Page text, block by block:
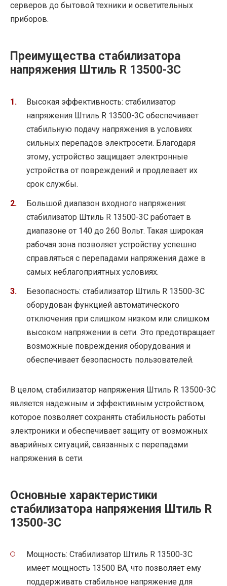
серверов до бытовой техники и осветительных
приборов.
Преимущества стабилизатора
напряжения Штиль R 13500-3C
Высокая эффективность: стабилизатор
напряжения Штиль R 13500-3C обеспечивает
стабильную подачу напряжения в условиях
сильных перепадов электросети. Благодаря
этому, устройство защищает электронные
устройства от повреждений и продлевает их
срок службы.
Большой диапазон входного напряжения:
стабилизатор Штиль R 13500-3C работает в
диапазоне от 140 до 260 Вольт. Такая широкая
рабочая зона позволяет устройству успешно
справляться с перепадами напряжения даже в
самых неблагоприятных условиях.
Безопасность: стабилизатор Штиль R 13500-3C
оборудован функцией автоматического
отключения при слишком низком или слишком
высоком напряжении в сети. Это предотвращает
возможные повреждения оборудования и
обеспечивает безопасность пользователей.
В целом, стабилизатор напряжения Штиль R 13500-3C
является надежным и эффективным устройством,
которое позволяет сохранять стабильность работы
электроники и обеспечивает защиту от возможных
аварийных ситуаций, связанных с перепадами
напряжения в сети.
Основные характеристики
стабилизатора напряжения Штиль R
13500-3C
Мощность: Стабилизатор Штиль R 13500-3C
имеет мощность 13500 ВА, что позволяет ему
поддерживать стабильное напряжение для